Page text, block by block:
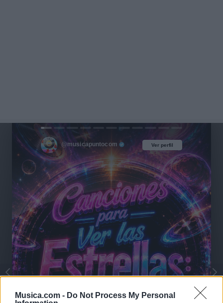
Musica.com - Do Not Process My Personal
Ver perfil
@musicapuntocom Ver perfil